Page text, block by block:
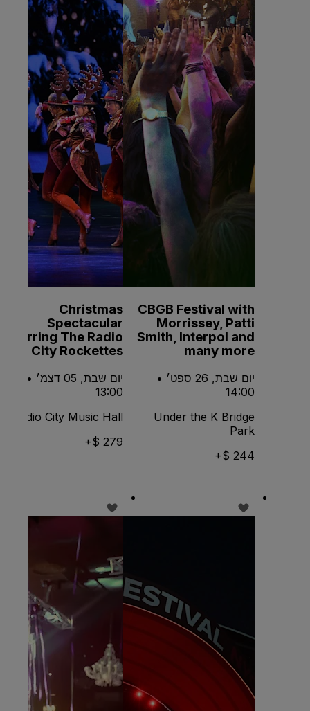
CBGB Festival with
Morrissey, Patti
Smith, Interpol and
many more
יום שבת, 26 ספט׳ •
14:00
Under the K Bridge
Park
244 $+
Christmas
Spectacular
Starring The Radio
City Rockettes
יום שבת, 05 דצמ׳ •
13:00
Radio City Music Hall
279 $+